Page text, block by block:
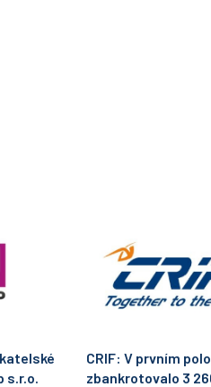
s.r.o.
CRIF: V prvním
zbankrotovalo 3